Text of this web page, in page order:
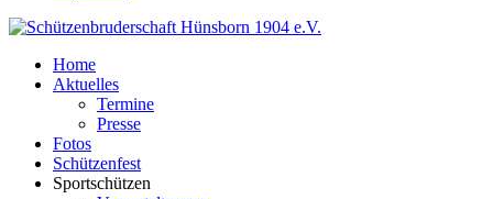
Home
Aktuelles
Termine
Presse
Fotos
Schützenfest
Sportschützen